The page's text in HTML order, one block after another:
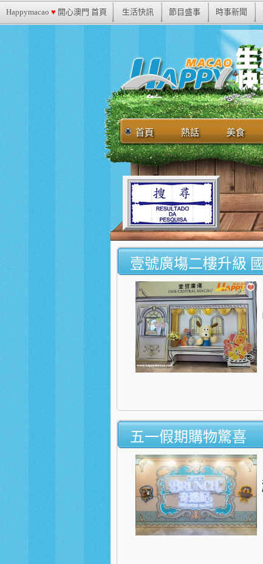
Happymacao ♥ 開心澳門 首頁 生活快訊 節目盛事 時事新聞
首頁 熱話 美食
壹號廣塲二樓升級
五一假期購物驚喜